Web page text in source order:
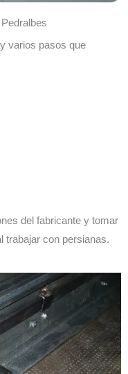
varios pasos que
del fabricante y tomar
trabajar con persianas.